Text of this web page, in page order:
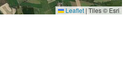
Leaflet | Tiles © Esri